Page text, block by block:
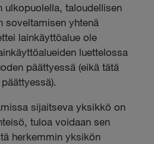
ulkopuolella, taloudellisen
soveltamisen yhtenä
lainkäyttöalue ole
luettelossa
päättyessä (eikä tätä
sijaitseva yksikkö on
tuloa voidaan sen
herkemmin yksikön